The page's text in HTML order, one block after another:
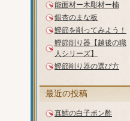
能面材ー木彫材ー楠
銀杏のまな板
鰹節を削ってみよう！
鰹節削り器【越後の職
人シリーズ】
鰹節削り器の選び方
最近の投稿
真鱈の白子ポン酢